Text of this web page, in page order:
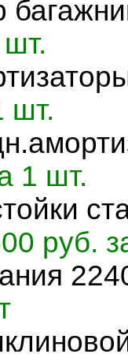
шт.
1 шт.
руб.